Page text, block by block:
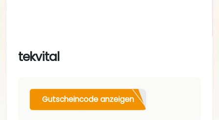
tekvital
Gutscheincode anzeigen